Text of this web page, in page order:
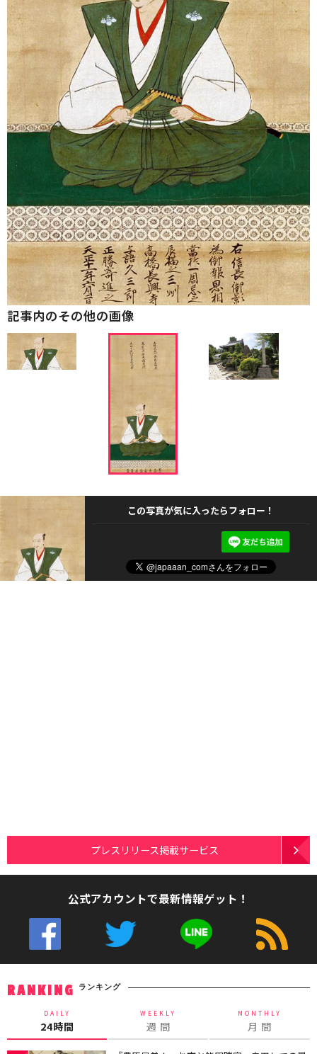
記事内のその他の画像
この写真が気に入ったらフォロー！
プレスリリース掲載サービス
公式アカウントで最新情報ゲット！
RANKING ランキング
DAILY
24時間
WEEKLY
週 間
MONTHLY
月 間